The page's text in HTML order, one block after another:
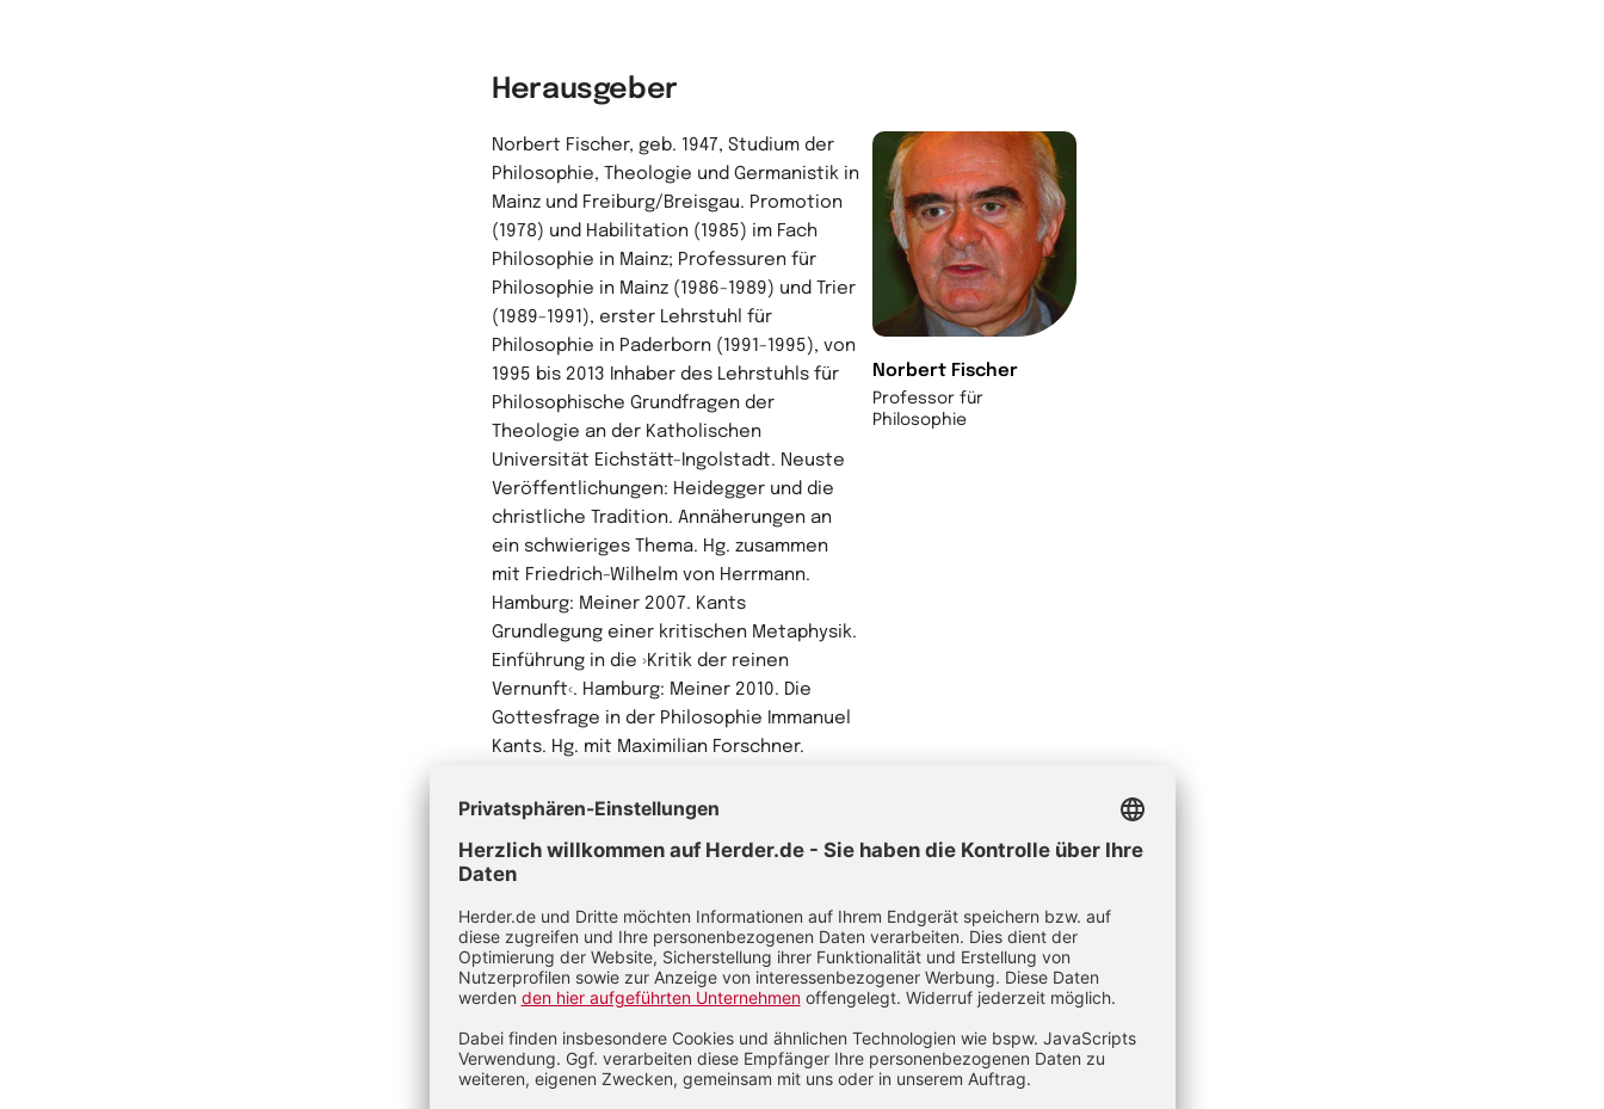
Herausgeber
Norbert Fischer
Professor für
Philosophie
Norbert Fischer, geb. 1947, Studium der
Philosophie, Theologie und Germanistik in
Mainz und Freiburg/Breisgau. Promotion
(1978) und Habilitation (1985) im Fach
Philosophie in Mainz; Professuren für
Philosophie in Mainz (1986-1989) und Trier
(1989-1991), erster Lehrstuhl für
Philosophie in Paderborn (1991-1995), von
1995 bis 2013 Inhaber des Lehrstuhls für
Philosophische Grundfragen der
Theologie an der Katholischen
Universität Eichstätt-Ingolstadt. Neuste
Veröffentlichungen: Heidegger und die
christliche Tradition. Annäherungen an
ein schwieriges Thema. Hg. zusammen
mit Friedrich-Wilhelm von Herrmann.
Hamburg: Meiner 2007. Kants
Grundlegung einer kritischen Metaphysik.
Einführung in die ›Kritik der reinen
Vernunft‹. Hamburg: Meiner 2010. Die
Gottesfrage in der Philosophie Immanuel
Kants. Hg. mit Maximilian Forschner.
Mehr von Norbert Fischer
Herausgeber
Prof. Dr. Maximilian Forschner, Inhaber des
Lehrstuhls III am Institut für Philosophie
Mehr von Maximilian Forschner